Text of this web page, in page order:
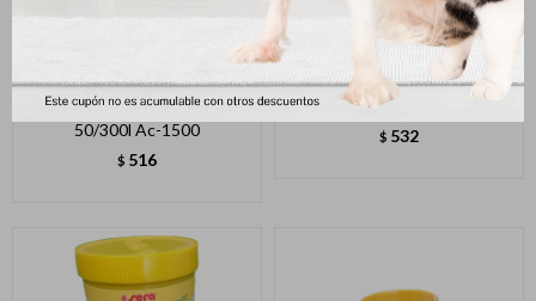
Bomba De Aire 2s 3l/m
50/300l Ac-1500
$ 516
Sera Pond Gran. 170 Gr. Stick
$ 532